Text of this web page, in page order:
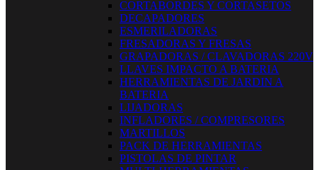
CORTABORDES Y CORTASETOS
DECAPADORES
ESMERILADORAS
FRESADORAS Y FRESAS
GRAPADORAS / CLAVADORAS 220V
LLAVES IMPACTO A BATERIA
HERRAMIENTAS DE JARDIN A
BATERIA
LIJADORAS
INFLADORES / COMPRESORES
MARTILLOS
PACK DE HERRAMIENTAS
PISTOLAS DE PINTAR